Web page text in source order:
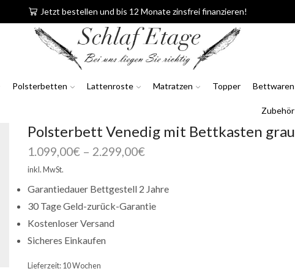
Jetzt bestellen und bis 12 Monate zinsfrei finanzieren!
Polsterbetten Lattenroste Matratzen Topper Bettwaren
Zubehör
Polsterbett Venedig mit Bettkasten grau
1.099,00€ – 2.299,00€
inkl. MwSt.
Garantiedauer Bettgestell 2 Jahre
30 Tage Geld-zurück-Garantie
Kostenloser Versand
Sicheres Einkaufen
Lieferzeit: 10 Wochen